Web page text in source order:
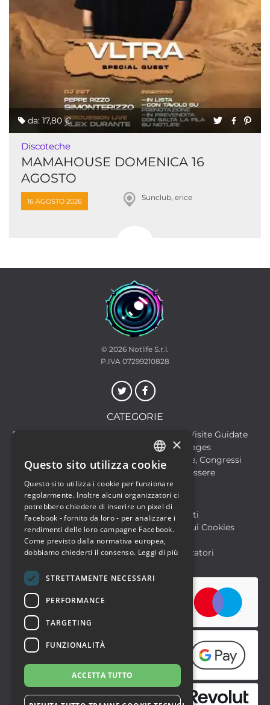
da: 17,80 €
Discoteche
MAMAHOUSE DOMENICA 16
AGOSTO
16 AGOSTO 2026 Sunclub, erice
© 2026 Notlife S.r.l.
P.IVA 07299210828
CATEGORIE
Discoteche
Escursioni & Visite Guidate
Food & Beverages
Formazione
Meeting, Fiere, Congressi
Musica, Eventi Live, Club
Salute & Benessere
Sport & Motori
Biglietteria SIAE
Archivio Eventi
Informativa sulla Privacy
Informativa sui Cookies
Condizioni di utilizzo
Help
FAQ Utenti
FAQ Organizzatori
ITALIAN
ENGLISH
×
Questo sito utilizza cookie
Questo sito utilizza i cookie per funzionare
regolarmente. Inoltre alcuni organizzatori ci
potrebbero chiedere di inserire un pixel di
Facebook - fornito da loro - per analizzare i
rendimenti delle loro campagne Facebook.
Come previsto dalla normativa europea,
dobbiamo chiederti il consenso. Leggi di più
STRETTAMENTE NECESSARI
PERFORMANCE
TARGETING
FUNZIONALITÀ
ACCETTA TUTTO